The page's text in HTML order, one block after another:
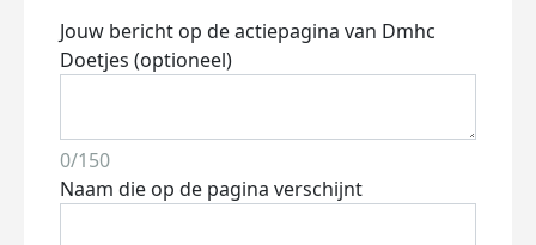
Jouw bericht op de actiepagina van Dmhc
Doetjes (optioneel)
0/150
Naam die op de pagina verschijnt